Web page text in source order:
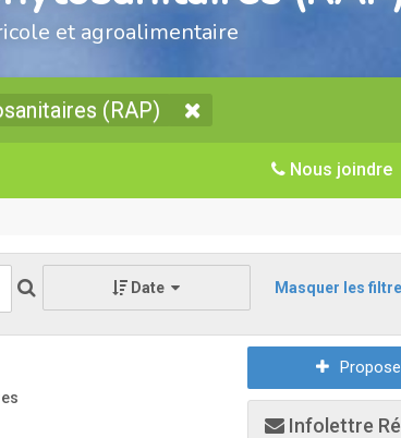
et agroalimentaire
(RAP)
Nous joindre
Date Masquer les
Infolettre